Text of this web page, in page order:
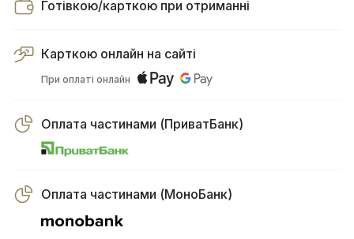
Готівкою/карткою при отриманні
Карткою онлайн на сайті
При оплаті онлайн
Оплата частинами (ПриватБанк)
Оплата частинами (МоноБанк)